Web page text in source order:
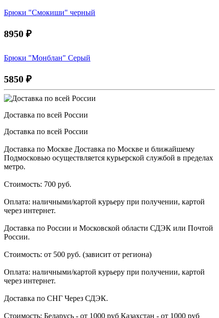
Брюки "Смокиши" черный
8950 ₽
Брюки "Монблан" Серый
5850 ₽
Доставка по всей России
Доставка по всей России
Доставка по Москве Доставка по Москве и ближайшему
Подмосковью осуществляется курьерской службой в пределах
метро.
Стоимость: 700 руб.
Оплата: наличными/картой курьеру при получении, картой
через интернет.
Доставка по России и Московской области СДЭК или Почтой
России.
Стоимость: от 500 руб. (зависит от региона)
Оплата: наличными/картой курьеру при получении, картой
через интернет.
Доставка по СНГ Через СДЭК.
Стоимость: Беларусь - от 1000 руб Казахстан - от 1000 руб